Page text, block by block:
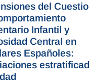
del
Infantil y
Central en
Españoles: